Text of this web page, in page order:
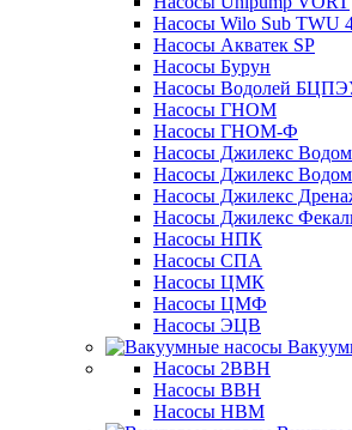
Насосы Wilo Sub TWU
Насосы Акватек SP
Насосы Бурун
Насосы Водолей
Насосы ГНОМ
Насосы ГНОМ-Ф
Насосы Джилекс
Насосы Джилекс
Насосы Джилекс
Насосы Джилекс
Насосы НПК
Насосы СПА
Насосы ЦМК
Насосы ЦМФ
Насосы ЭЦВ
Насосы 2ВВН
Насосы ВВН
Насосы НВМ